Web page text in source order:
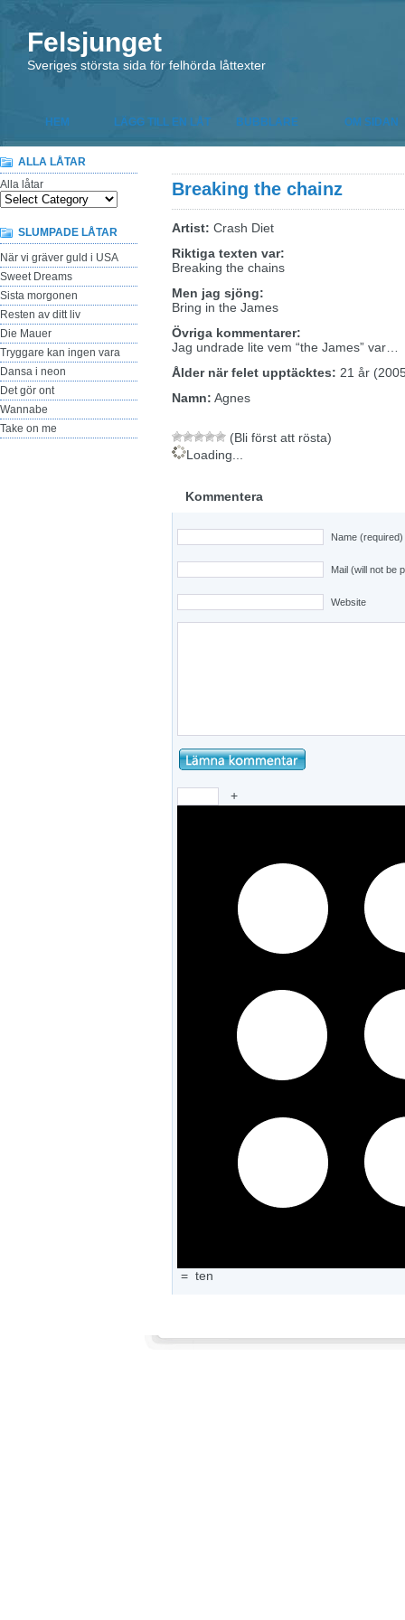
Felsjunget
Sveriges största sida för felhörda låttexter
HEM LÄGG TILL EN LÅT BUBBLARE OM SIDAN
ALLA LÅTAR
Alla låtar
SLUMPADE LÅTAR
När vi gräver guld i USA
Sweet Dreams
Sista morgonen
Resten av ditt liv
Die Mauer
Tryggare kan ingen vara
Dansa i neon
Det gör ont
Wannabe
Take on me
Breaking the chainz
Artist: Crash Diet
Riktiga texten var:
Breaking the chains
Men jag sjöng:
Bring in the James
Övriga kommentarer:
Jag undrade lite vem “the James” var…
Ålder när felet upptäcktes: 21 år
Namn: Agnes
(Bli först att rösta)
Loading...
Kommentera
Name (required)
Mail (will not be
Website
+
= ten